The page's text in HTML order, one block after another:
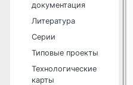
документация
Литература
Серии
Типовые проекты
Технологические
карты